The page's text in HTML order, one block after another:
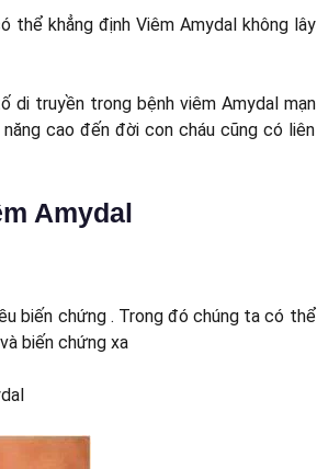
thể khẳng định Viêm Amydal không lây
di truyền trong bệnh viêm Amydal mạn
cao đến đời con cháu cũng có liên
Amydal
biến chứng . Trong đó chúng ta có thể
biến chứng xa